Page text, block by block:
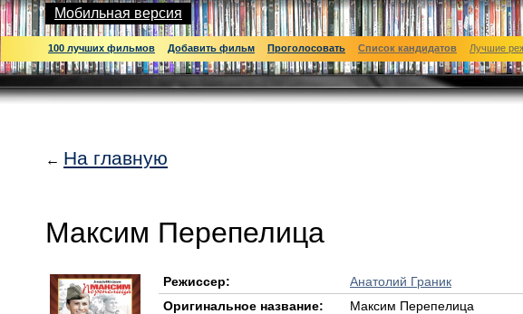
Мобильная версия
100 лучших фильмов Добавить фильм Проголосовать Список кандидатов Лучшие
← На главную
Максим Перепелица
Режиссер:
Анатолий Граник
Оригинальное название:
Максим Перепелица